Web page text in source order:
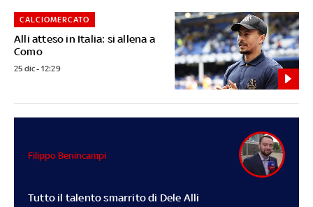
Alli atteso in Italia: si allena a
Como
CALCIOMERCATO
25 dic - 12:29
Tutto il talento smarrito di Dele Alli
Filippo Benincampi